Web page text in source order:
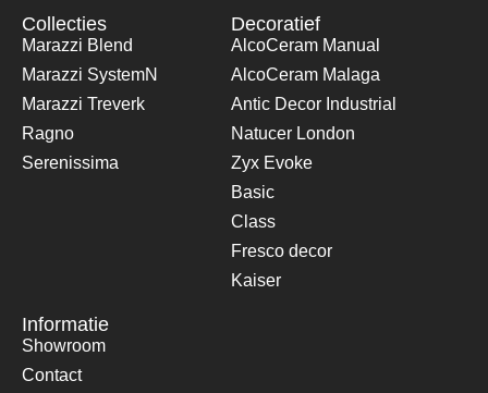
Collecties
Marazzi Blend
Marazzi SystemN
Marazzi Treverk
Ragno
Serenissima
Decoratief
AlcoCeram Manual
AlcoCeram Malaga
Antic Decor Industrial
Natucer London
Zyx Evoke
Basic
Class
Fresco decor
Kaiser
Informatie
Showroom
Contact